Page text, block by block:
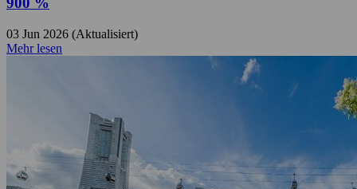
03 Jun 2026 (Aktualisiert)
Mehr lesen